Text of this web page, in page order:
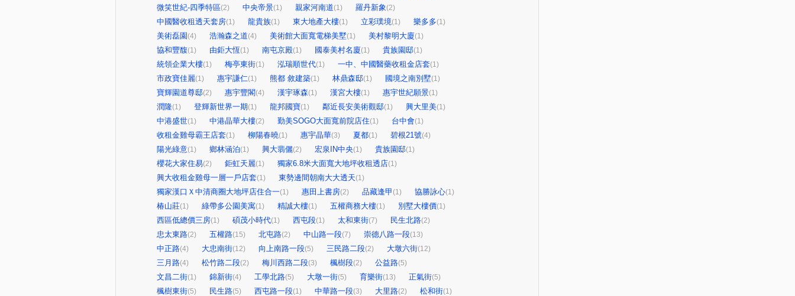
微笑世紀-四季特區(2) 中央帝景(1) 親家河南道(1) 羅丹新象(2)
中國醫收租透天套房(1) 龍貴族(1) 東大地產大樓(1) 立彩璞境(1) 樂多多(1)
美術磊園 (4) 浩瀚森之道(4) 美術館大面寬電梯美墅(1) 美村黎明大廈(1)
協和豐馥(1) 由鉅大恆(1) 南屯京殿(1) 國泰美村名廈(1) 貴族園邸(1)
統領企業大樓(1) 梅亭東街(1) 泓瑞順世代(1) 一中、中國醫藥收租金店套(1)
市政寶佳麗(1) 惠宇謙仁(1) 熊都 敘建築(1) 林鼎森邸(1) 國境之南別墅(1)
寶輝園道尊邸(2) 惠宇豐閣(4) 漢宇琢森(1) 漢宮大樓(1) 惠宇世紀願景(1)
潤隆(1) 登輝新世界一期(1) 龍邦國寶(1) 鄰近長安美術觀邸(1) 興大里美(1)
中港盛世(1) 中港晶華大樓(2) 勤美SOGO大面寬前院店住(1) 台中會(1)
收租金雞母霸王店套(1) 柳陽春曉(1) 惠宇晶華(3) 夏都(1) 碧根21號(4)
陽光綠意(1) 鄉林涵泊(1) 興大翡儷(2) 宏泉IN中央(1) 貴族園邸(1)
櫻花大家住易(2) 鉅虹天麗(1) 獨家6.8米大面寬大地坪收租透店(1)
興大收租金雞母一層一戶店套(1) 東勢邊間朝南大大透天(1)
獨家漢口Ｘ中清商圈大地坪店住合一(1) 惠田上書房(2) 品藏逢甲 (1) 協勝詠心(1)
椿山莊(1) 綠帶多公園美寓(1) 精誠大樓(1) 五權商務大樓(1) 別墅大樓價(1)
西區低總價三房(1) 碩茂小時代(1) 西屯段(1) 太和東街(7) 民生北路(2)
忠太東路(2) 五權路(15) 北屯路(2) 中山路一段(7) 崇德八路一段(13)
中正路(4) 大忠南街(12) 向上南路一段(5) 三民路二段(2) 大墩六街(12)
三月路(4) 松竹路二段(2) 梅川西路二段(3) 楓樹段(2) 公益路(5)
文昌二街(1) 錦新街(4) 工學北路(5) 大墩一街(5) 育樂街(13) 正氣街(5)
楓樹東街(5) 民生路(5) 西屯路一段(1) 中華路一段(3) 大里路(2) 松和街(1)